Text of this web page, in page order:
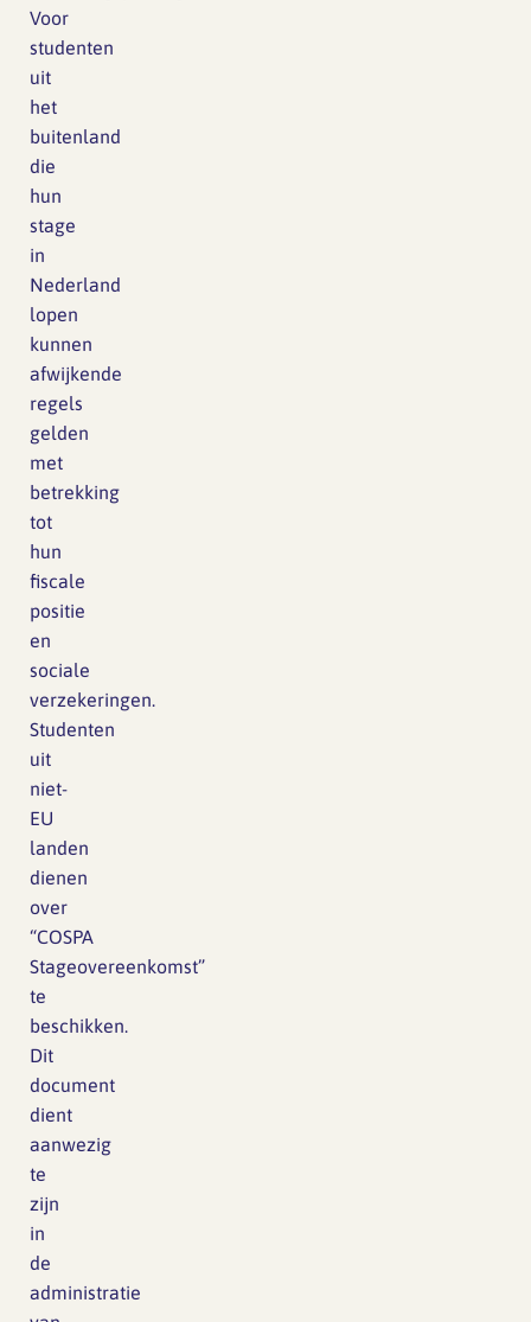
Voor
studenten
uit
het
buitenland
die
hun
stage
in
Nederland
lopen
kunnen
afwijkende
regels
gelden
met
betrekking
tot
hun
fiscale
positie
en
sociale
verzekeringen.
Studenten
uit
niet-
EU
landen
dienen
over
“COSPA
Stageovereenkomst”
te
beschikken.
Dit
document
dient
aanwezig
te
zijn
in
de
administratie